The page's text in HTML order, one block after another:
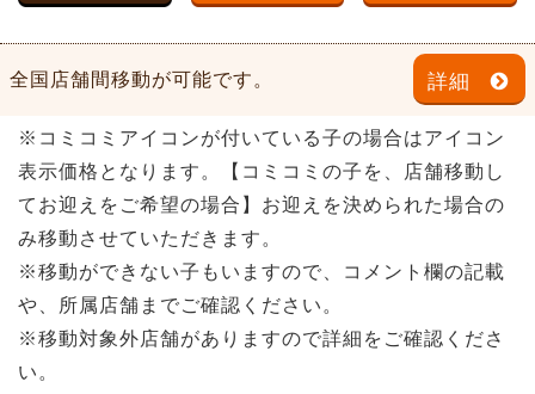
全国店舗間移動が可能です。 詳細
※コミコミアイコンが付いている子の場合はアイコン
表示価格となります。【コミコミの子を、店舗移動し
てお迎えをご希望の場合】お迎えを決められた場合の
み移動させていただきます。
※移動ができない子もいますので、コメント欄の記載
や、所属店舗までご確認ください。
※移動対象外店舗がありますので詳細をご確認くださ
い。